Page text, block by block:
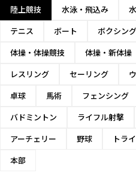
陸上競技 水泳・飛込み
テニス
ボート ボクシング
体操・体操競技
体操・新体操
レスリング
セーリング
卓球
馬術 フェンシング
バドミントン
ライフル射撃
アーチェリー
野球 トラ
本部